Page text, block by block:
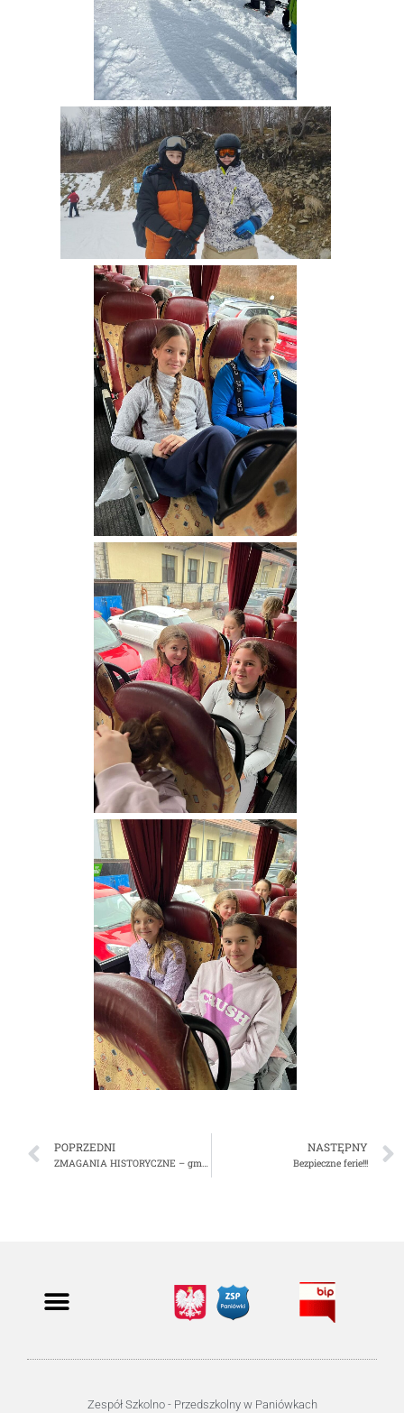
POPRZEDNI
ZMAGANIA HISTORYCZNE – gminny konkurs historyczny.
NASTĘPNY
Bezpieczne ferie!!!
Zespół Szkolno - Przedszkolny w Paniówkach